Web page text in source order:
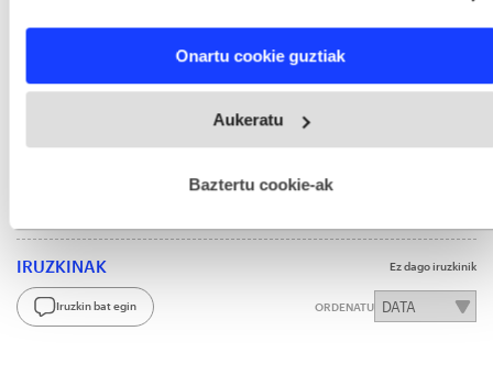
and set your preferences in thedetails section
fitxategiak erabiltzen ditu. Zure esperientzia eta zerbitzuak
esplizitua ematen diguzu.Gehiago irakurri
Onartu cookie guztiak
Aukeratu
Baztertu cookie-ak
AukeratuBERRIAgogoko iturri gisa Googlen.
IRUZKINAK Ez dago iruzkinik
Iruzkin bat egin ORDENATU